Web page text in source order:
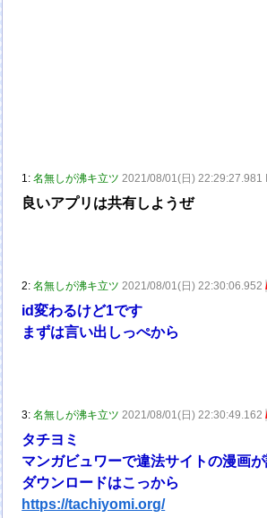
1:名無しが沸キ立ツ 2021/08/01(日) 22:29:27.981
良いアプリは共有しようぜ
2:名無しが沸キ立ツ 2021/08/01(日) 22:30:06.952
id変わるけど1です
まずは言い出しっぺから
3:名無しが沸キ立ツ 2021/08/01(日) 22:30:49.162
タチヨミ
マンガビュワーで違法サイトの漫画
ダウンロードはこっから
https://tachiyomi.org/